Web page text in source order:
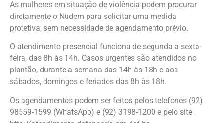
As mulheres em situação de violência podem procurar
diretamente o Nudem para solicitar uma medida
protetiva, sem necessidade de agendamento prévio.
O atendimento presencial funciona de segunda a sexta-
feira, das 8h às 14h. Casos urgentes são atendidos no
plantão, durante a semana das 14h às 18h e aos
sábados, domingos e feriados das 8h às 18h.
Os agendamentos podem ser feitos pelos telefones (92)
98559-1599 (WhatsApp) e (92) 3198-1200 e pelo site